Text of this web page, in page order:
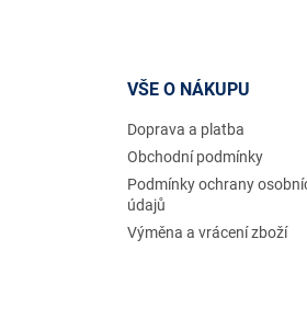
VŠE O NÁKUPU
Doprava a platba
Obchodní podmínky
Podmínky ochrany
údajů
Výměna a vrácení zboží